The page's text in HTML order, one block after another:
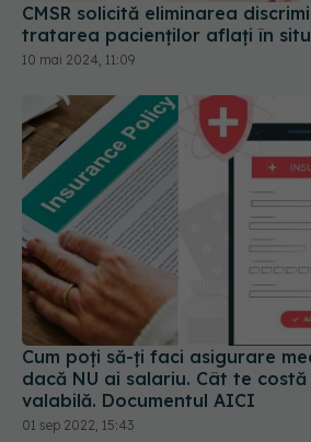
CMSR solicită eliminarea
tratarea pacienților aflați în
10 mai 2024, 11:09
Cum poți să-ți faci asigurare
dacă NU ai salariu. Cât te
valabilă. Documentul AICI
01 sep 2022, 15:43